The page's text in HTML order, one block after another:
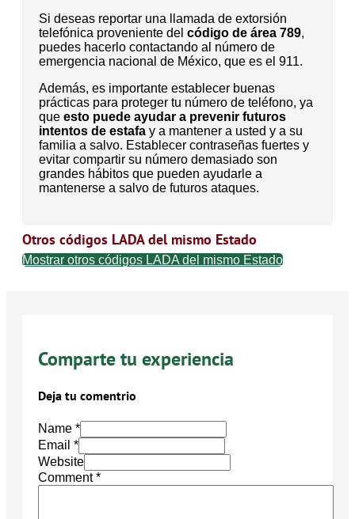
Si deseas reportar una llamada de extorsión
telefónica proveniente del código de área 789,
puedes hacerlo contactando al número de
emergencia nacional de México, que es el 911.
Además, es importante establecer buenas
prácticas para proteger tu número de teléfono, ya
que esto puede ayudar a prevenir futuros
intentos de estafa y a mantener a usted y a su
familia a salvo. Establecer contraseñas fuertes y
evitar compartir su número demasiado son
grandes hábitos que pueden ayudarle a
mantenerse a salvo de futuros ataques.
Otros códigos LADA del mismo Estado
Mostrar otros códigos LADA del mismo Estado
Comparte tu experiencia
Deja tu comentrio
Name *
Email *
Website
Comment*